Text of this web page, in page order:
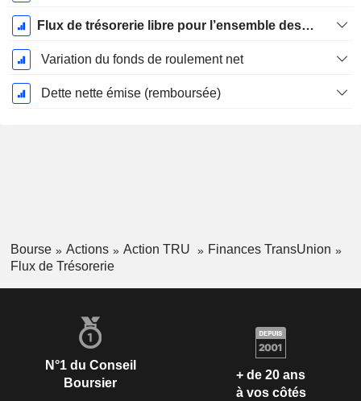
Flux de trésorerie libre pour l’ensemble des pourvoyeurs de fonds (créanciers et actionnaires) FCFF
Variation du fonds de roulement net
Dette nette émise (remboursée)
Bourse Actions Action TRU
Finances TransUnion
Flux de Trésorerie
N°1 du Conseil
Boursier
+ de 20 ans
à vos côtés